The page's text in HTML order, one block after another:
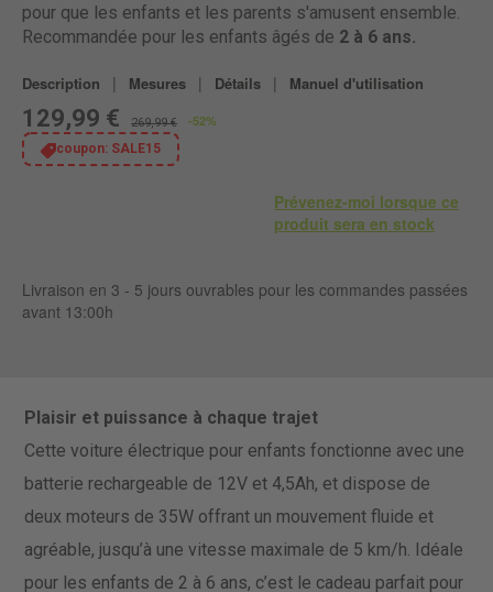
pour que les enfants et les parents s'amusent ensemble.
Recommandée pour les enfants âgés de 2 à 6 ans.
Description | Mesures | Détails | Manuel d'utilisation
129,99 € 269,99 € -52%
coupon: SALE15
Prévenez-moi lorsque ce
produit sera en stock
Livraison en 3 - 5 jours ouvrables pour les commandes passées
avant 13:00h
Plaisir et puissance à chaque trajet
Cette voiture électrique pour enfants fonctionne avec une
batterie rechargeable de 12V et 4,5Ah, et dispose de
deux moteurs de 35W offrant un mouvement fluide et
agréable, jusqu’à une vitesse maximale de 5 km/h. Idéale
pour les enfants de 2 à 6 ans, c’est le cadeau parfait pour